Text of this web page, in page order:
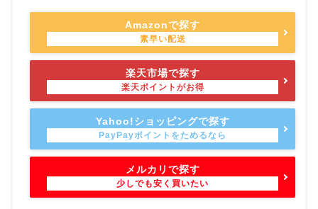
Amazonで探す
楽天市場で探す
Yahoo!ショッピングで探す
メルカリで探す